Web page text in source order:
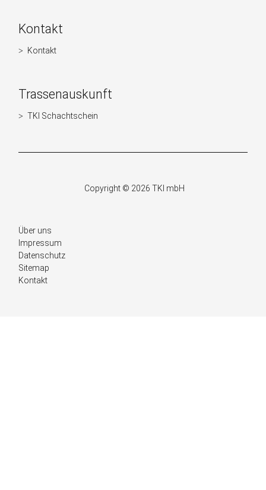
Kontakt
Navigation
Kontakt
Trassenauskunft
Navigation
TKI Schachtschein
Copyright © 2026 TKI mbH
Navigation
überspringen
Über uns
Impressum
Datenschutz
Sitemap
Kontakt